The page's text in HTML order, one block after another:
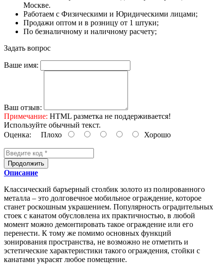
Москве.
Работаем с Физическими и Юридическими лицами;
Продажи оптом и в розницу от 1 штуки;
По безналичному и наличному расчету;
Задать вопрос
Ваше имя:
Ваш отзыв:
Примечание: HTML разметка не поддерживается!
Используйте обычный текст.
Оценка: Плохо Хорошо
Продолжить
Описание
Классический баръерный столбик золото из полированного
металла – это долговечное мобильное ограждение, которое
станет роскошным украшением. Популярность оградительных
стоек с канатом обусловлена их практичностью, в любой
момент можно демонтировать такое ограждение или его
перенести. К тому же помимо основных функций
зонирования пространства, не возможно не отметить и
эстетические характеристики такого ограждения, стойки с
канатами украсят любое помещение.